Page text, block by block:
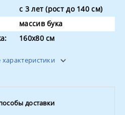
с 3 лет (рост до 140 см)
массив бука
160x80 см
характеристики
доставки